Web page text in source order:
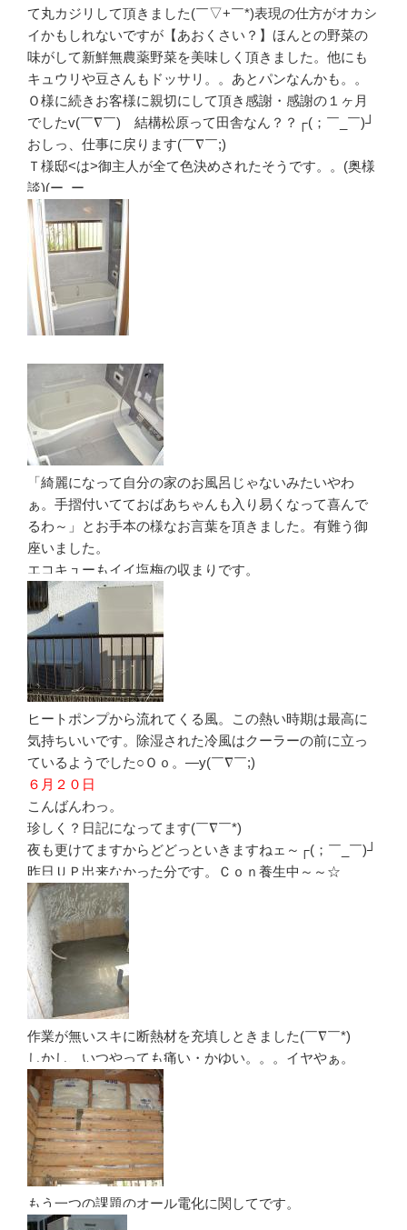
て丸カジリして頂きました(￣▽+￣*)表現の仕方がオカシ
イかもしれないですが【あおくさい？】ほんとの野菜の
味がして新鮮無農薬野菜を美味しく頂きました。他にも
キュウリや豆さんもドッサリ。。あとパンなんかも。。
Ｏ様に続きお客様に親切にして頂き感謝・感謝の１ヶ月
でしたv(￣∇￣) 結構松原って田舎なん？？┌(；￣_￣)┘
おしっ、仕事に戻ります(￣∇￣;)
Ｔ様邸<は>御主人が全て色決めされたそうです。。(奥様
談)(ー_ーゞ
「綺麗になって自分の家のお風呂じゃないみたいやわ
ぁ。手摺付いてておばあちゃんも入り易くなって喜んで
るわ～」とお手本の様なお言葉を頂きました。有難う御
座いました。
エコキューもイイ塩梅の収まりです。
ヒートポンプから流れてくる風。この熱い時期は最高に
気持ちいいです。除湿された冷風はクーラーの前に立っ
ているようでした○Ｏｏ。―y(￣∇￣;)
６月２０日
こんばんわっ。
珍しく？日記になってます(￣∇￣*)ゞ
夜も更けてますからどどっといきますねェ～┌(；￣_￣)┘
昨日ＵＰ出来なかった分です。Ｃｏｎ養生中～～☆
作業が無いスキに断熱材を充填しときました(￣∇￣*)ゞ
しかし、いつやっても痛い・かゆい。。。イヤやぁ。
もう一つの課題のオール電化に関してです。